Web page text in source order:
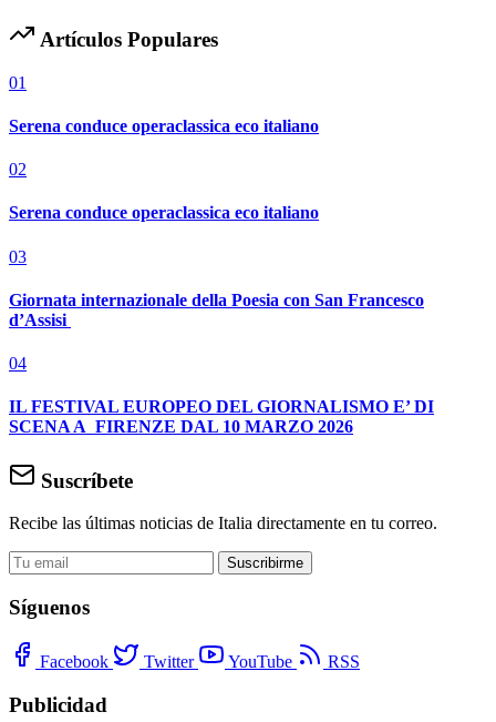
Artículos Populares
01
Serena conduce operaclassica eco italiano
02
Serena conduce operaclassica eco italiano
03
Giornata internazionale della Poesia con San Francesco
d’Assisi
04
IL FESTIVAL EUROPEO DEL GIORNALISMO E’ DI
SCENA A FIRENZE DAL 10 MARZO 2026
Suscríbete
Recibe las últimas noticias de Italia directamente en tu correo.
Suscribirme
Síguenos
Facebook Twitter YouTube RSS
Publicidad